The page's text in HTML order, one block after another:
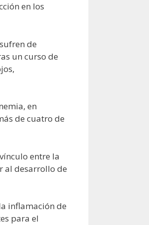
en los
de
un curso de
en
de cuatro de
entre la
al desarrollo de
inflamación de
para el